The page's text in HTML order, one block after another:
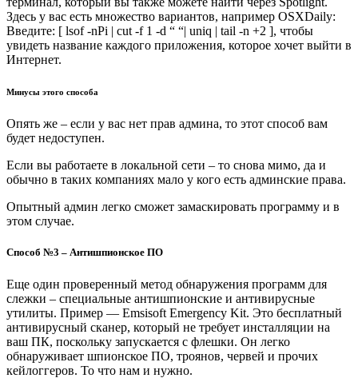
Здесь у вас есть множество вариантов, например OSXDaily:
Введите: [ lsof -nPi | cut -f 1 -d “ “| uniq | tail -n +2 ], чтобы
увидеть название каждого приложения, которое хочет выйти в
Интернет.
Минусы этого способа
Опять же – если у вас нет прав админа, то этот способ вам
будет недоступен.
Если вы работаете в локальной сети – то снова мимо, да и
обычно в таких компаниях мало у кого есть админские права.
Опытный админ легко сможет замаскировать программу и в
этом случае.
Способ №3 – Антишпионское ПО
Еще один проверенный метод обнаружения программ для
слежки – специальные антишпионские и антивирусные
утилиты. Пример — Emsisoft Emergency Kit. Это бесплатный
антивирусный сканер, который не требует инсталляции на
ваш ПК, поскольку запускается с флешки. Он легко
обнаруживает шпионское ПО, троянов, червей и прочих
кейлоггеров. То что нам и нужно.